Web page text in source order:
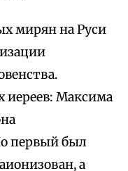
мирян на Руси
иереев: Максима
первый был
а